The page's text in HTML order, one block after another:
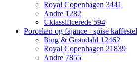
Royal Copenhagen 3441
Andre 1282
Uklassificerede 594
Porcelæn og fajance - spise kaffestel
Bing & Grøndahl 12462
Royal Copenhagen 21839
Andre 7855